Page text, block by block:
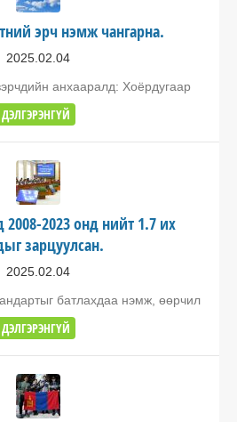
эрч нэмж чангарна.
2025.02.04
анхааралд: Хоёрдугаар
ДЭЛГЭРЭНГҮЙ
2008-2023 онд нийт 1.7 их
зарцуулсан.
2025.02.04
батлахдаа нэмж, өөрчил
ДЭЛГЭРЭНГҮЙ